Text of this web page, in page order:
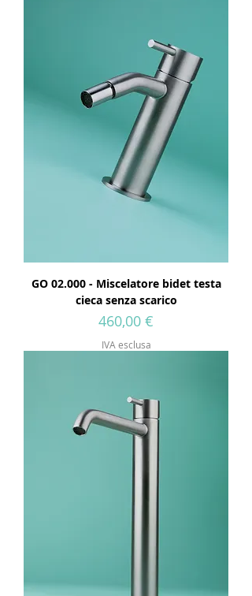
GO 02.000 - Miscelatore bidet testa
cieca senza scarico
Prezzo
460,00 €
IVA esclusa